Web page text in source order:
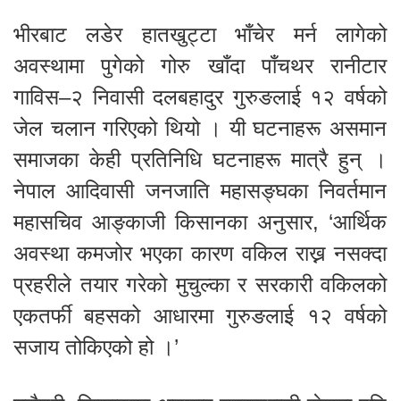
भीरबाट लडेर हातखुट्टा भाँचेर मर्न लागेको
अवस्थामा पुगेको गोरु खाँदा पाँचथर रानीटार
गाविस–२ निवासी दलबहादुर गुरुङलाई १२ वर्षको
जेल चलान गरिएको थियो । यी घटनाहरू असमान
समाजका केही प्रतिनिधि घटनाहरू मात्रै हुन् ।
नेपाल आदिवासी जनजाति महासङ्घका निवर्तमान
महासचिव आङ्काजी किसानका अनुसार, ‘आर्थिक
अवस्था कमजोर भएका कारण वकिल राख्न नसक्दा
प्रहरीले तयार गरेको मुचुल्का र सरकारी वकिलको
एकतर्फी बहसको आधारमा गुरुङलाई १२ वर्षको
सजाय तोकिएको हो ।’